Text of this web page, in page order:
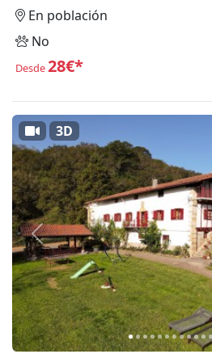
En población
No
Desde28€*
Anterior
3D